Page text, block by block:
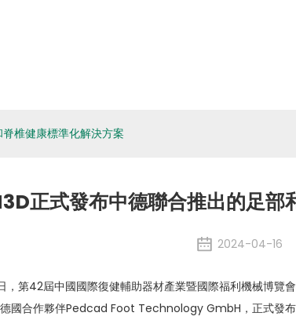
椎健康標準化解決方案
正式發布中德聯合推出的足部
2024-04-16
，第42屆中國​​國際復健輔助器材產業暨國際福利機械博覽
德國合作夥伴Pedcad Foot Technology GmbH，正式發布